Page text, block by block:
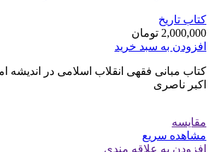
کتاب تاریخ
2,000,000 تومان
افزودن به سبد خرید
کتاب مبانی فقهی انقلاب اسلامی در اندیشه
اکبر ناصری
مقایسه
مشاهده سریع
افزودن به علاقه مندی